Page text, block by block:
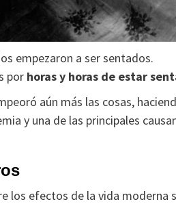
empezaron a ser sentados.
por horas y horas de estar
aún más las cosas,
y una de las principales
los efectos de la vida moderna